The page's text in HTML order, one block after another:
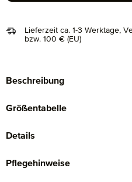
Lieferzeit ca. 1-3 Werktage,
bzw. 100 € (EU)
Beschreibung
Größentabelle
Details
Pflegehinweise